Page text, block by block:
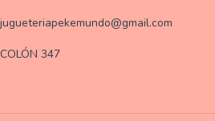
jugueteriapekemundo@gmail.com
COLÓN 347